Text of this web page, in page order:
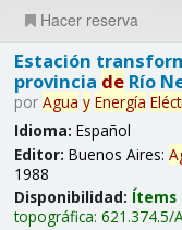
Hacer reserva
Estación
provincia deRío
por Agua y Energía
Idioma: Español
Editor: Buenos Aires:
1988
Disponibilidad: Ítems
topográfica: 621.374.5/